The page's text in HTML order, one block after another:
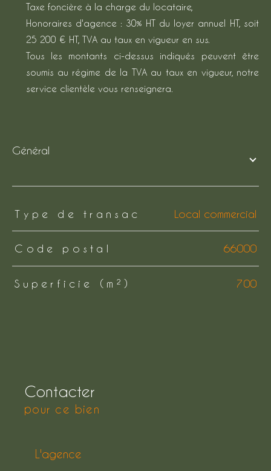
Taxe foncière à la charge du locataire,
Honoraires d'agence : 30% HT du loyer annuel HT, soit
25 200 € HT, TVA au taux en vigueur en sus.
Tous les montants ci-dessus indiqués peuvent être
soumis au régime de la TVA au taux en vigueur, notre
service clientèle vous renseignera.
général
TRAD_ZEPHYR_Caracteristique TRAD_ZEPHYR_Valeurs
Type de transac Local commercial
Code postal 66000
Superficie (m²) 700
Contacter
pour ce bien
L'agence